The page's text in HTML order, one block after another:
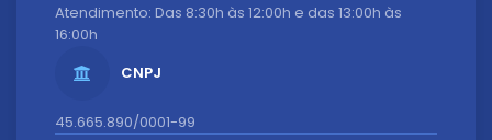
Atendimento: Das 8:30h às 12:00h e das 13:00h às
16:00h
CNPJ
45.665.890/0001-99